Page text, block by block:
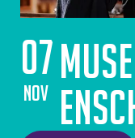
07
nov